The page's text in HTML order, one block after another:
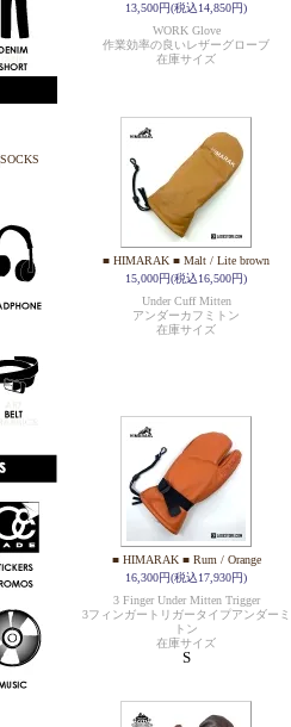
13,500円(税込14,850円)
WORK Glove
作業効率の良いレザーグローブ
在庫サイズ
■ HIMARAK ■ Malt / Lite brown
15,000円(税込16,500円)
Under Cuff Mitten
アンダーカフミトン
在庫サイズ
■ HIMARAK ■ Rum / Orange
16,300円(税込17,930円)
3 Finger Under Mitten Trigger
3フィンガートリガータイプアンダーミ
トン
在庫サイズ
S